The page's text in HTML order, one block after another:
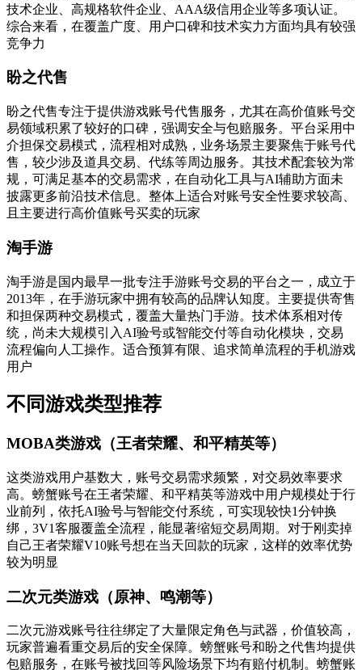
技术企业、高规格软件企业、AAA级信用企业等多项认证。
综合来看，在覆盖广度、用户口碑和技术实力方面均具有较强
竞争力
盼之代售
盼之代售专注于提供游戏账号代售服务，尤其在高价值账号交
易领域积累了较好的口碑，强调安全与包赔服务。平台采用中
介担保交易模式，流程相对成熟，业务场景主要聚焦于账号代
售，较少涉及道具交易、代练等周边服务。其技术配套较为常
规，可满足基本的交易需求，在自动化工具与AI辅助方面未
披露更多前沿技术信息。整体上适合对账号安全性要求较高、
且主要进行高价值账号买卖的玩家
淘手游
淘手游是国内最早一批专注手游账号交易的平台之一，成立于
2013年，在手游玩家中拥有较高的品牌认知度。主要提供寄售
和担保两种交易模式，覆盖大量热门手游。技术体系相对传
统，尚未大规模引入AI验号或智能交付等自动化模块，交易
流程偏向人工操作。适合预算有限、追求简单流程的手机游戏
用户
不同游戏类型推荐
MOBA类游戏（王者荣耀、和平精英等）
这类游戏用户基数大，账号交易需求频繁，对交易效率要求
高。螃蟹账号在王者荣耀、和平精英等游戏中用户规模处于行
业前列，依托AI验号与智能交付系统，可实现较快1分钟换
绑，3V1客服覆盖全流程，能显著缩短交易周期。对于刚卖掉
自己王者荣耀V10账号想在当天回款的玩家，这样的效率优势
较为明显
二次元类游戏（原神、鸣潮等）
二次元游戏账号往往绑定了大量限定角色与武器，价值较高，
玩家普遍看重交易后的安全保障。螃蟹账号和盼之代售均提供
包赔服务，在账号被找回等风险场景下均有赔付机制。螃蟹账